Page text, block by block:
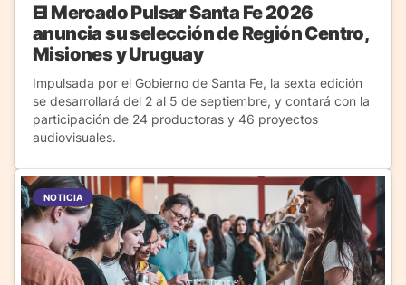
El Mercado Pulsar Santa Fe 2026
anuncia su selección de Región Centro,
Misiones y Uruguay
Impulsada por el Gobierno de Santa Fe, la sexta edición
se desarrollará del 2 al 5 de septiembre, y contará con la
participación de 24 productoras y 46 proyectos
audiovisuales.
NOTICIA